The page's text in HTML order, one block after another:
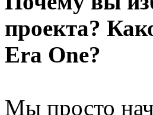
проекта?
Era One?
Мы просто